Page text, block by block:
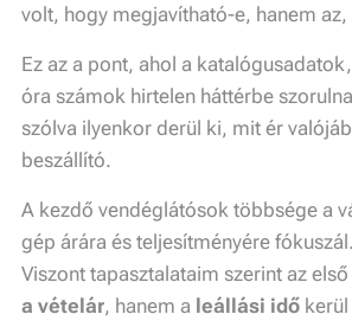
volt, hogy megjavítható-e, hanem
Ez az a pont, ahol a
óra számok hirtelen háttérbe
szólva ilyenkor derül ki, mit ér
beszállító.
A kezdő vendéglátósok többsége a
gép árára és teljesítményére
Viszont tapasztalataim szerint az
a vételár, hanem a leállási idő